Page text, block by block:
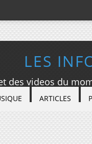
LES
des videos du
ARTICLES